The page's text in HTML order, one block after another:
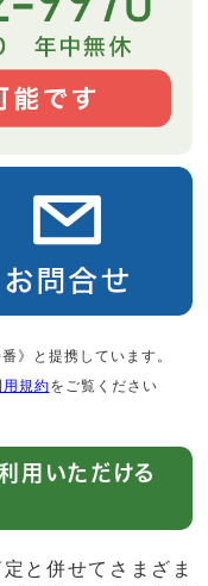
》と提携しています。
用規約をご覧ください
用いただける
と併せてさまざま